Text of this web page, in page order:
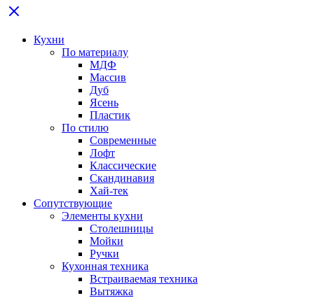
Кухни
По материалу
МДФ
Массив
Дуб
Ясень
Пластик
По стилю
Современные
Лофт
Классические
Скандинавия
Хай-тек
Сопутствующие
Элементы кухни
Столешницы
Мойки
Ручки
Кухонная техника
Встраиваемая техника
Вытяжка